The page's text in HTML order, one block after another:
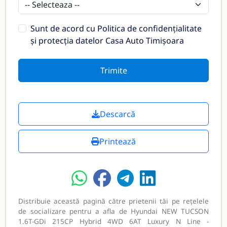
Sunt de acord cu Politica de confidențialitate
și protecția datelor Casa Auto Timișoara
Trimite
Descarcă
Printează
Distribuie această pagină către prietenii tăi pe rețelele
de socializare pentru a afla de Hyundai NEW TUCSON
1.6T-GDi 215CP Hybrid 4WD 6AT Luxury N Line -